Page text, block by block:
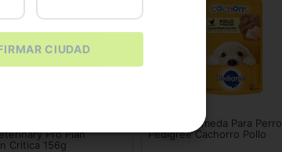
Pro Plan
Critica 156g
Comida Húmeda Para Perro
Pedigree Cachorro Pollo
CIUDAD